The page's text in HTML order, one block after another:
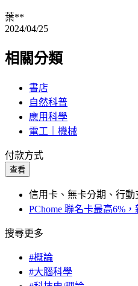
葉**
2024/04/25
相關分類
書店
自然科普
應用科學
電工｜機械
付款方式
查看
信用卡、無卡分期、行
PChome 聯名卡最高6%
搜尋更多
#概論
#大腦科學